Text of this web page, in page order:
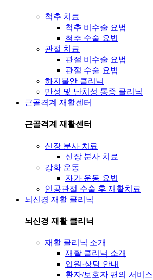
척추 치료
척추 비수술 요법
척추 수술 요법
관절 치료
관절 비수술 요법
관절 수술 요법
하지불안 클리닉
만성 및 난치성 통증 클리닉
근골격계 재활센터
근골격계 재활센터
신장 분사 치료
신장 분사 치료
강화 운동
자가 운동 요법
인공관절 수술 후 재활치료
뇌신경 재활 클리닉
뇌신경 재활 클리닉
재활 클리닉 소개
재활 클리닉 소개
입원·상담 안내
환자/보호자 편의 서비스